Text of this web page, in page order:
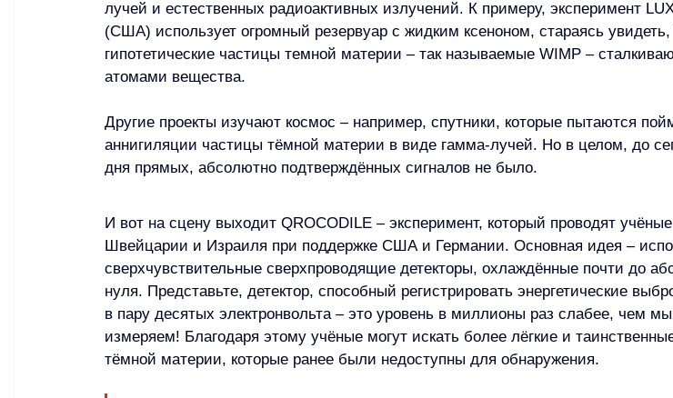
лучей и естественных радиоактивных излучений. К примеру, эксперимент
(США) использует огромный резервуар с жидким ксеноном, стараясь увидеть,
гипотетические частицы темной материи – так называемые WIMP –
атомами вещества.
Другие проекты изучают космос – например, спутники, которые пытаются
аннигиляции частицы тёмной материи в виде гамма-лучей. Но в целом, до
дня прямых, абсолютно подтверждённых сигналов не было.
И вот на сцену выходит QROCODILE – эксперимент, который проводят
Швейцарии и Израиля при поддержке США и Германии. Основная идея –
сверхчувствительные сверхпроводящие детекторы, охлаждённые почти до
нуля. Представьте, детектор, способный регистрировать энергетические
в пару десятых электронвольта – это уровень в миллионы раз слабее, чем
измеряем! Благодаря этому учёные могут искать более лёгкие и
тёмной материи, которые ранее были недоступны для обнаружения.